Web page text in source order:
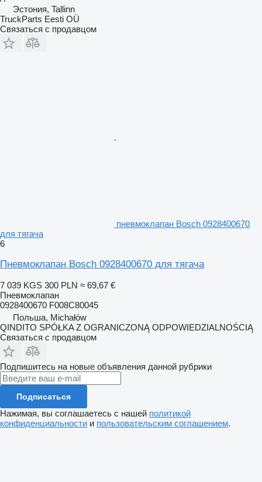
Эстония, Tallinn
TruckParts Eesti OÜ
Связаться с продавцом
пневмоклапан Bosch 0928400670
для тягача
6
Пневмоклапан Bosch 0928400670 для тягача
7 039 KGS 300 PLN ≈ 69,67 €
Пневмоклапан
0928400670 F008C80045
Польша, Michałów
QINDITO SPÓŁKA Z OGRANICZONĄ ODPOWIEDZIALNOŚCIĄ
Связаться с продавцом
Подпишитесь на новые объявления данной рубрики
Подписаться
Нажимая, вы соглашаетесь с нашей политикой
конфиденциальности и пользовательским соглашением.